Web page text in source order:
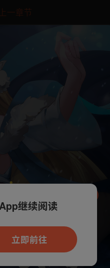
一章节
，可打开App新用
费看
继续阅读
立即前往